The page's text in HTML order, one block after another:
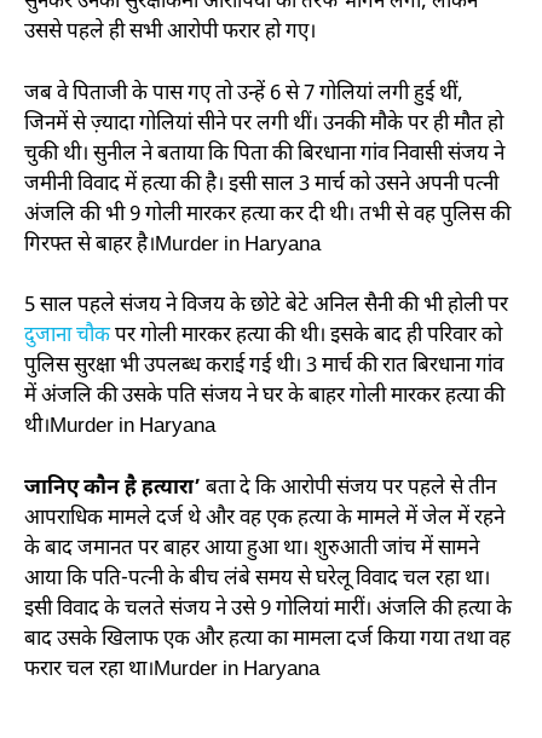
उससे पहले ही सभी आरोपी फरार हो गए।
जब वे पिताजी के पास गए तो उन्हें 6 से 7 गोलियां लगी हुई थीं,
जिनमें से ज़्यादा गोलियां सीने पर लगी थीं। उनकी मौके पर ही मौत हो
चुकी थी। सुनील ने बताया कि पिता की बिरधाना गांव निवासी संजय ने
जमीनी विवाद में हत्या की है। इसी साल 3 मार्च को उसने अपनी पत्नी
अंजलि की भी 9 गोली मारकर हत्या कर दी थी। तभी से वह पुलिस की
गिरफ्त से बाहर है।Murder in Haryana
5 साल पहले संजय ने विजय के छोटे बेटे अनिल सैनी की भी होली पर
दुजाना चौकपर गोली मारकर हत्या की थी। इसके बाद ही परिवार को
पुलिस सुरक्षा भी उपलब्ध कराई गई थी। 3 मार्च की रात बिरधाना गांव
में अंजलि की उसके पति संजय ने घर के बाहर गोली मारकर हत्या की
थी।Murder in Haryana
जानिए कौन है हत्यारा’ बता दे कि आरोपी संजय पर पहले से तीन
आपराधिक मामले दर्ज थे और वह एक हत्या के मामले में जेल में रहने
के बाद जमानत पर बाहर आया हुआ था। शुरुआती जांच में सामने
आया कि पति-पत्नी के बीच लंबे समय से घरेलू विवाद चल रहा था।
इसी विवाद के चलते संजय ने उसे 9 गोलियां मारीं। अंजलि की हत्या के
बाद उसके खिलाफ एक और हत्या का मामला दर्ज किया गया तथा वह
फरार चल रहा था।Murder in Haryana